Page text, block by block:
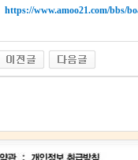
https://www.amoo21.com/bbs/